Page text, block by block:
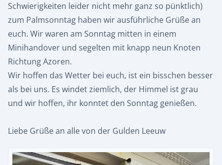
Schwierigkeiten leider nicht mehr ganz so pünktlich)
zum Palmsonntag haben wir ausführliche Grüße an
euch. Wir waren am Sonntag mitten in einem
Minihandover und segelten mit knapp neun Knoten
Richtung Azoren.
Wir hoffen das Wetter bei euch, ist ein bisschen besser
als bei uns. Es windet ziemlich, der Himmel ist grau
und wir hoffen, ihr konntet den Sonntag genießen.
Liebe Grüße an alle von der Gulden Leeuw